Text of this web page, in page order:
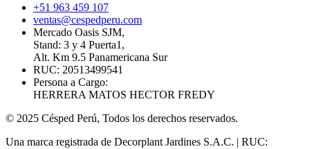
+51 963 459 107
ventas@cespedperu.com
Mercado Oasis SJM,
Stand: 3 y 4 Puerta1,
Alt. Km 9.5 Panamericana Sur
RUC: 20513499541
Persona a Cargo:
HERRERA MATOS HECTOR FREDY
© 2025 Césped Perú, Todos los derechos reservados.
Una marca registrada de Decorplant Jardines S.A.C. | RUC: